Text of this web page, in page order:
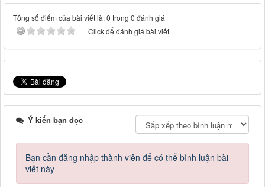
Tổng số điểm của bài viết là: 0 trong 0 đánh giá
Click để đánh giá bài viết
Ý kiến bạn đọc
Bạn cần đăng nhập thành viên để có thể bình luận bài
viết này